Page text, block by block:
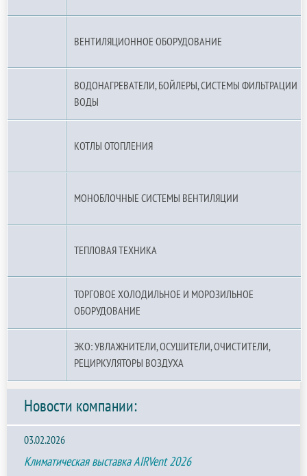
ВЕНТИЛЯЦИОННОЕ ОБОРУДОВАНИЕ
ВОДОНАГРЕВАТЕЛИ, БОЙЛЕРЫ, СИСТЕМЫ ФИЛЬТРАЦИИ
ВОДЫ
КОТЛЫ ОТОПЛЕНИЯ
МОНОБЛОЧНЫЕ СИСТЕМЫ ВЕНТИЛЯЦИИ
ТЕПЛОВАЯ ТЕХНИКА
ТОРГОВОЕ ХОЛОДИЛЬНОЕ И МОРОЗИЛЬНОЕ
ОБОРУДОВАНИЕ
ЭКО: УВЛАЖНИТЕЛИ, ОСУШИТЕЛИ, ОЧИСТИТЕЛИ,
РЕЦИРКУЛЯТОРЫ ВОЗДУХА
Новости компании:
03.02.2026
Климатическая выставка AIRVent 2026